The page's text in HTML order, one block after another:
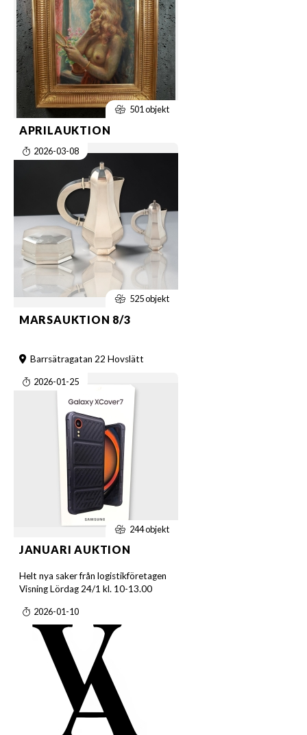
501 objekt
APRILAUKTION
2026-03-08
525 objekt
MARSAUKTION 8/3
Barrsätragatan 22 Hovslätt
2026-01-25
244 objekt
JANUARI AUKTION
Helt nya saker från logistikföretagen
Visning Lördag 24/1 kl. 10-13.00
2026-01-10